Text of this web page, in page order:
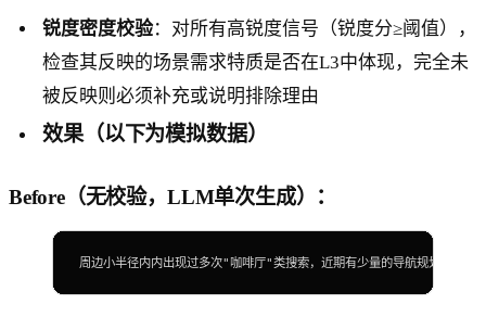
锐度密度校验：对所有高锐度信号（锐度分≥阈值），
检查其反映的场景需求特质是否在L3中体现，完全未
被反映则必须补充或说明排除理由
效果（以下为模拟数据）
Before（无校验，LLM单次生成）：
周边小半径内内出现过多次"咖啡厅"类搜索，近期有少量的导航规划记录